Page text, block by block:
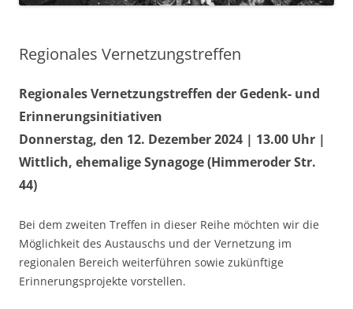
Regionales Vernetzungstreffen
Regionales Vernetzungstreffen der Gedenk- und
Erinnerungsinitiativen
Donnerstag, den 12. Dezember 2024 | 13.00 Uhr |
Wittlich, ehemalige Synagoge (Himmeroder Str.
44)
Bei dem zweiten Treffen in dieser Reihe möchten wir die
Möglichkeit des Austauschs und der Vernetzung im
regionalen Bereich weiterführen sowie zukünftige
Erinnerungsprojekte vorstellen.